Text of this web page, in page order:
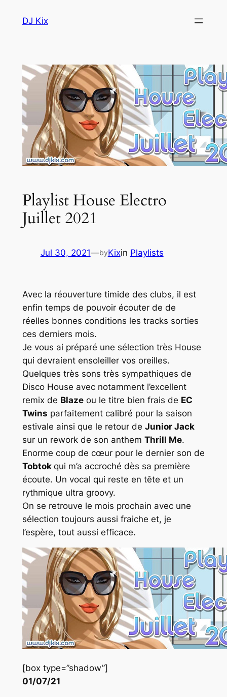
DJ Kix
Playlist House Electro
Juillet 2021
Jul 30, 2021—byKixin Playlists
Avec la réouverture timide des clubs, il est
enfin temps de pouvoir écouter de de
réelles bonnes conditions les tracks sorties
ces derniers mois.
Je vous ai préparé une sélection très House
qui devraient ensoleiller vos oreilles.
Quelques très sons très sympathiques de
Disco House avec notamment l’excellent
remix de Blazeou le titre bien frais de EC
Twins parfaitement calibré pour la saison
estivale ainsi que le retour de Junior Jack
sur un rework de son anthem Thrill Me.
Enorme coup de cœur pour le dernier son de
Tobtok qui m’a accroché dès sa première
écoute. Un vocal qui reste en tête et un
rythmique ultra groovy.
On se retrouve le mois prochain avec une
sélection toujours aussi fraiche et, je
l’espère, tout aussi efficace.
[box type=”shadow”]
01/07/21